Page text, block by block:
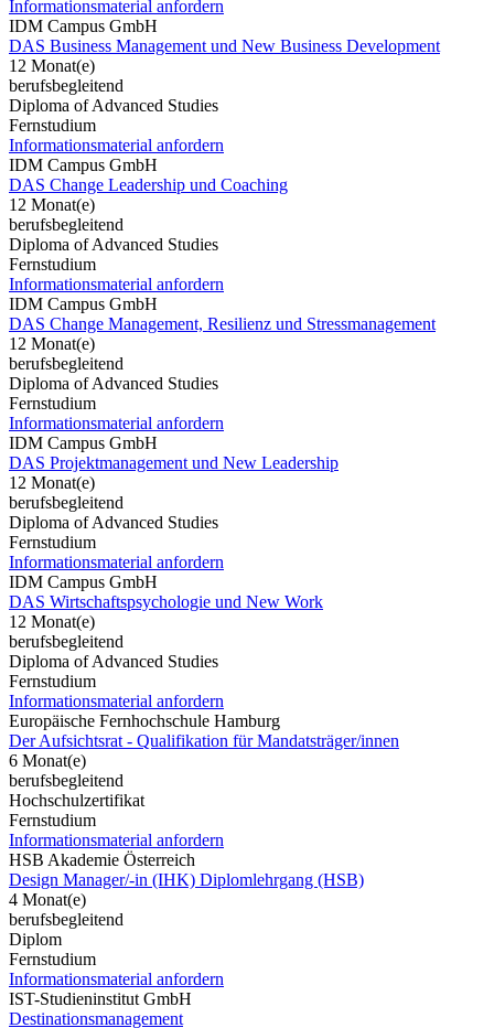
Informationsmaterial anfordern
IDM Campus GmbH
DAS Business Management und New Business Development
12 Monat(e)
berufsbegleitend
Diploma of Advanced Studies
Fernstudium
Informationsmaterial anfordern
IDM Campus GmbH
DAS Change Leadership und Coaching
12 Monat(e)
berufsbegleitend
Diploma of Advanced Studies
Fernstudium
Informationsmaterial anfordern
IDM Campus GmbH
DAS Change Management, Resilienz und Stressmanagement
12 Monat(e)
berufsbegleitend
Diploma of Advanced Studies
Fernstudium
Informationsmaterial anfordern
IDM Campus GmbH
DAS Projektmanagement und New Leadership
12 Monat(e)
berufsbegleitend
Diploma of Advanced Studies
Fernstudium
Informationsmaterial anfordern
IDM Campus GmbH
DAS Wirtschaftspsychologie und New Work
12 Monat(e)
berufsbegleitend
Diploma of Advanced Studies
Fernstudium
Informationsmaterial anfordern
Europäische Fernhochschule Hamburg
Der Aufsichtsrat - Qualifikation für Mandatsträger/innen
6 Monat(e)
berufsbegleitend
Hochschulzertifikat
Fernstudium
Informationsmaterial anfordern
HSB Akademie Österreich
Design Manager/-in (IHK) Diplomlehrgang (HSB)
4 Monat(e)
berufsbegleitend
Diplom
Fernstudium
Informationsmaterial anfordern
IST-Studieninstitut GmbH
Destinationsmanagement